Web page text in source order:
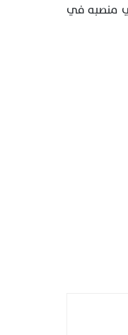
منصبه في